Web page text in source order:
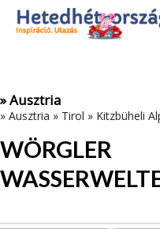
Az oldal sütiket (cookies)
Adatvédelmi tájékoztató
» Ausztria
» Ausztria » Tirol » Kitzbüheli
WÖRGLER